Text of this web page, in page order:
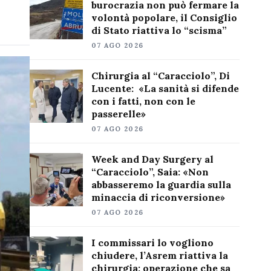
burocrazia non può fermare la
volontà popolare, il Consiglio
di Stato riattiva lo “scisma”
07 AGO 2026
Chirurgia al “Caracciolo”, Di
Lucente: «La sanità si difende
con i fatti, non con le
passerelle»
07 AGO 2026
Week and Day Surgery al
“Caracciolo”, Saia: «Non
abbasseremo la guardia sulla
minaccia di riconversione»
07 AGO 2026
I commissari lo vogliono
chiudere, l’Asrem riattiva la
chirurgia: operazione che sa